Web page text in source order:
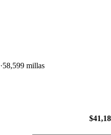
58,599 millas